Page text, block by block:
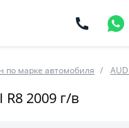
по марке автомобиля AUDI
2009 г/в